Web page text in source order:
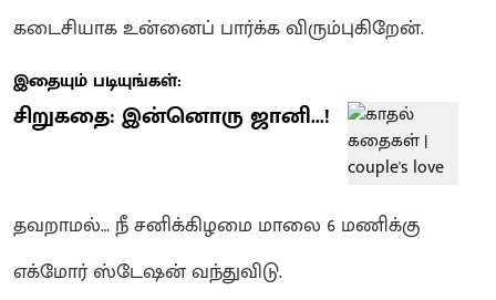
கடைசியாக உன்னைப் பார்க்க விரும்புகிறேன்.
இதையும் படியுங்கள்:
சிறுகதை: இன்னொரு ஜானி...!
தவறாமல்… நீ சனிக்கிழமை மாலை 6 மணிக்கு
எக்மோர் ஸ்டேஷன் வந்துவிடு.